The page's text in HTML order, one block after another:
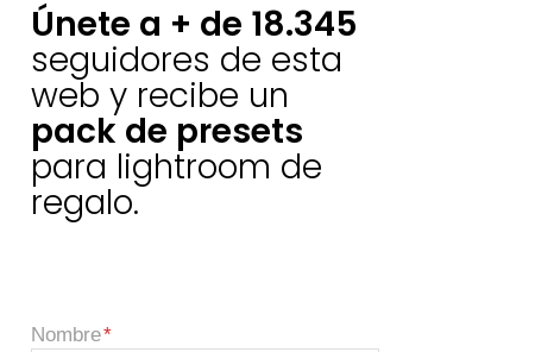
Únete a + de 18.345
seguidores de esta
web y recibe un
pack de presets
para lightroom de
regalo.
Nombre